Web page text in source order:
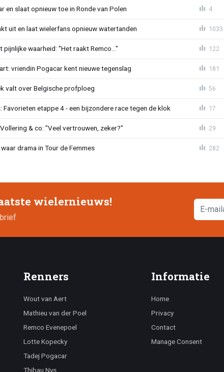
en slaat opnieuw toe in Ronde van Polen 4
uit en laat wielerfans opnieuw watertanden 1033
pijnlijke waarheid: "Het raakt Remco..." 122
vriendin Pogacar kent nieuwe tegenslag 181
valt over Belgische profploeg 56
Favorieten etappe 4 - een bijzondere race tegen de klok 17
& co: "Veel vertrouwen, zeker?" 29
drama in Tour de Femmes 282
wielernieuws!
Renners
Wout van Aert
Mathieu van der Poel
Remco Evenepoel
Lotte Kopecky
Tadej Pogacar
Thibau Nys
Informatie
Home
Privacy
Contact
Manage Consent